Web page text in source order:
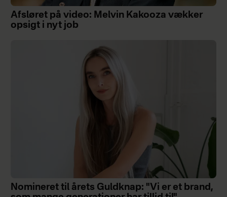
Afsløret på video: Melvin Kakooza vækker
opsigt i nyt job
Nomineret til årets Guldknap: "Vi er et brand,